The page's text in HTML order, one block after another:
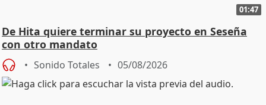
01:47
De Hita quiere terminar su proyecto en Seseña
con otro mandato
Sonido Totales 05/08/2026